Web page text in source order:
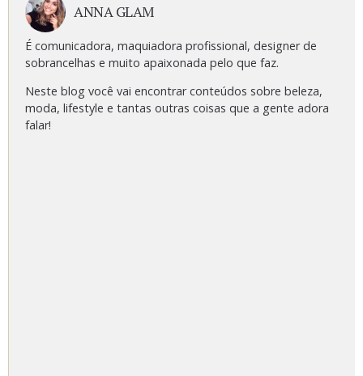
ANNA GLAM
É comunicadora, maquiadora profissional, designer de
sobrancelhas e muito apaixonada pelo que faz.
Neste blog você vai encontrar conteúdos sobre beleza,
moda, lifestyle e tantas outras coisas que a gente adora
falar!